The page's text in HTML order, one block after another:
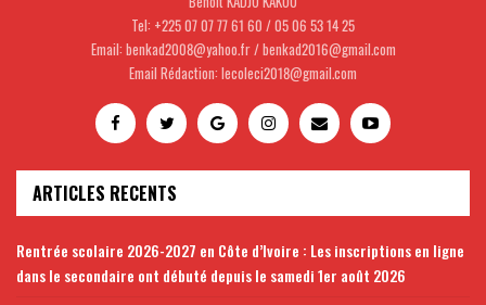
Tel: +225 07 07 77 61 60 / 05 06 53 14 25
Email: benkad2008@yahoo.fr / benkad2016@gmail.com
Email Rédaction: lecoleci2018@gmail.com
ARTICLES RECENTS
Rentrée scolaire 2026-2027 en Côte d’Ivoire : Les inscriptions en ligne
dans le secondaire ont débuté depuis le samedi 1er août 2026